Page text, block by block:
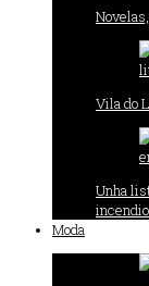
Vila do
Unha
Moda